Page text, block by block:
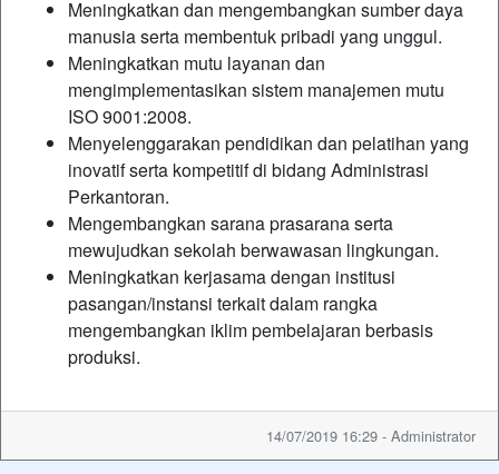
Meningkatkan dan mengembangkan sumber daya
manusia serta membentuk pribadi yang unggul.
Meningkatkan mutu layanan dan
mengimplementasikan sistem manajemen mutu
ISO 9001:2008.
Menyelenggarakan pendidikan dan pelatihan yang
inovatif serta kompetitif di bidang Administrasi
Perkantoran.
Mengembangkan sarana prasarana serta
mewujudkan sekolah berwawasan lingkungan.
Meningkatkan kerjasama dengan institusi
pasangan/instansi terkait dalam rangka
mengembangkan iklim pembelajaran berbasis
produksi.
14/07/2019 16:29 - Administrator